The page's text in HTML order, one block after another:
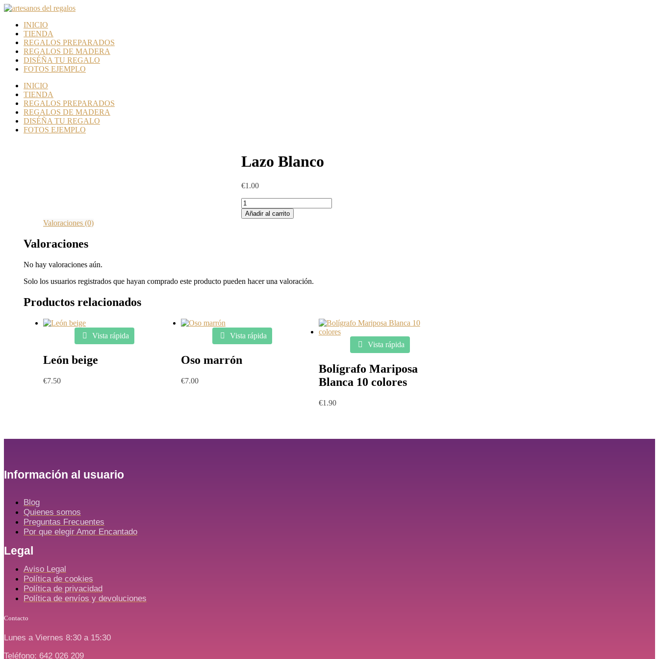
INICIO
TIENDA
REGALOS PREPARADOS
REGALOS DE MADERA
DISÉÑA TU REGALO
FOTOS EJEMPLO
INICIO
TIENDA
REGALOS PREPARADOS
REGALOS DE MADERA
DISÉÑA TU REGALO
FOTOS EJEMPLO
Lazo Blanco
€1.00
Lazo
Blanco
cantidad
Añadir al carrito
Valoraciones (0)
Valoraciones
No hay valoraciones aún.
Solo los usuarios registrados que hayan comprado este producto pueden hacer una valoración.
Productos relacionados
Vista rápida
León beige
€7.50
Vista rápida
Oso marrón
€7.00
Vista rápida
Bolígrafo Mariposa
Blanca 10 colores
€1.90
Información al usuario
Blog
Quienes somos
Preguntas Frecuentes
Por que elegir Amor Encantado
Legal
Aviso Legal
Política de cookies
Política de privacidad
Política de envíos y devoluciones
Contacto
Lunes a Viernes 8:30 a 15:30
Teléfono: 642 026 209